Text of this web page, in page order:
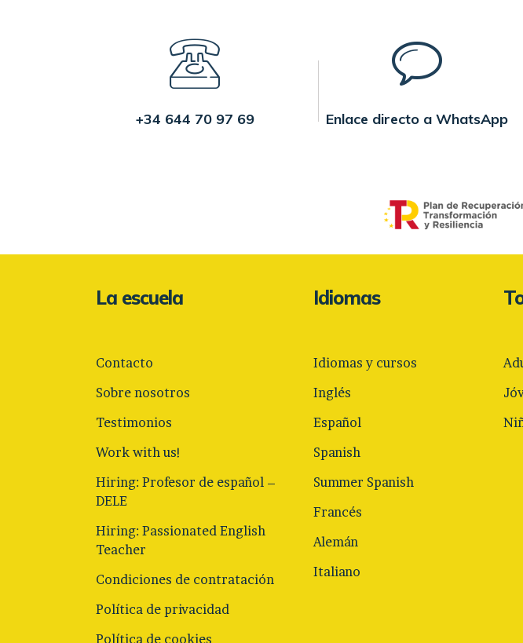
+34 644 70 97 69 Enlace directo a WhatsApp
La escuela
Contacto
Sobre nosotros
Testimonios
Work with us!
Hiring: Profesor de español –
DELE
Hiring: Passionated English
Teacher
Condiciones de contratación
Política de privacidad
Política de cookies
Idiomas
Idiomas y cursos
Inglés
Español
Spanish
Summer Spanish
Francés
Alemán
Italiano